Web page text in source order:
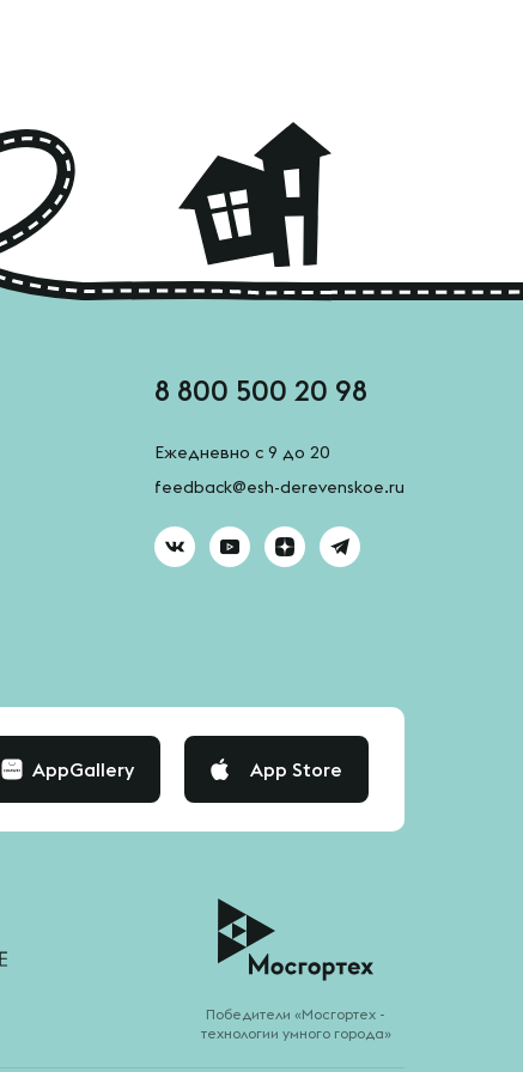
8 800 500 20 98
Ежедневно с 9 до 20
feedback@esh-derevenskoe.ru
AppGallery App Store
Победители «Мосгортех -
технологии умного города»